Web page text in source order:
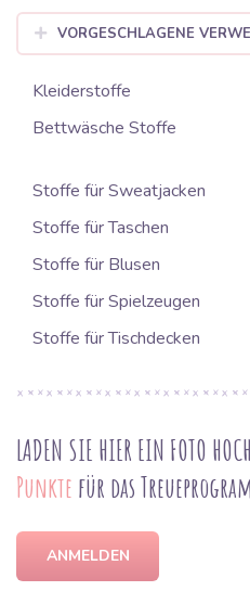
VORGESCHLAGENE
Kleiderstoffe
Bettwäsche Stoffe
Stoffe für Sweatjacken
Stoffe für Taschen
Stoffe für Blusen
Stoffe für Spielzeugen
Stoffe für Tischdecken
LADEN SIE HIER EIN FOTO
Punkte für das
ANMELDEN